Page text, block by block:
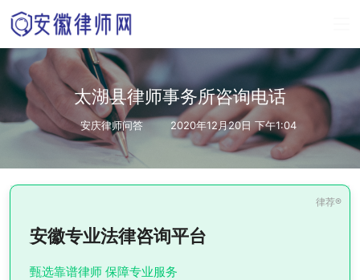
太湖县律师事务所咨询电话
安庆律师问答 2020年12月20日 下午1:04
安徽专业法律咨询平台
甄选靠谱律师 保障专业服务